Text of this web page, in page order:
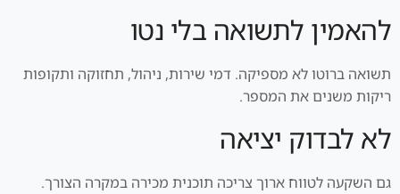
להאמין לתשואה בלי נטו
תשואה ברוטו לא מספיקה. דמי שירות, ניהול, תחזוקה ותקופות
ריקות משנים את המספר.
לא לבדוק יציאה
גם השקעה לטווח ארוך צריכה תוכנית מכירה במקרה הצורך.